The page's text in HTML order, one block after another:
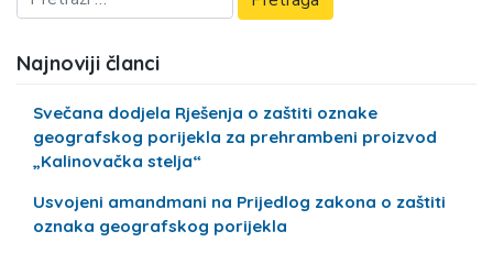
Najnoviji članci
Svečana dodjela Rješenja o zaštiti oznake
geografskog porijekla za prehrambeni proizvod
„Kalinovačka stelja“
Usvojeni amandmani na Prijedlog zakona o zaštiti
oznaka geografskog porijekla